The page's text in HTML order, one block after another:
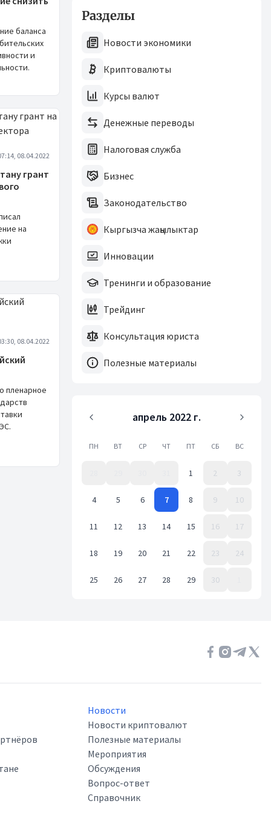
баланса
и
08.04.2022
грант
на
08.04.2022
пленарное
Разделы
Новости экономики
Криптовалюты
Курсы валют
Денежные переводы
Налоговая служба
Бизнес
Законодательство
Кыргызча жаңылыктар
Инновации
Тренинги и образование
Трейдинг
Консультация юриста
Полезные материалы
апрель 2022 г.
ПН ВТ СР ЧТ ПТ СБ ВС
1 2 3
4 5 6 7 8 9 10
11 12 13 14 15 16 17
18 19 20 21 22 23 24
25 26 27 28 29 30
Новости
Новости криптовалют
Полезные материалы
Мероприятия
Обсуждения
Вопрос-ответ
Справочник